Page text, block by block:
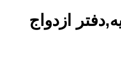
ازدواج